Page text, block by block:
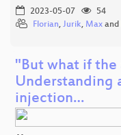
2023-05-07
54
Florian, Jurik, Max and
"But what if
Understanding
injection…